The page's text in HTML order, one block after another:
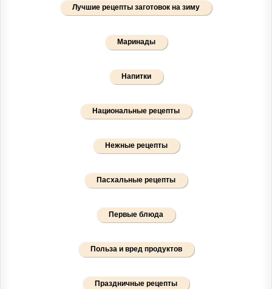
Лучшие рецепты заготовок на зиму
Маринады
Напитки
Национальные рецепты
Нежные рецепты
Пасхальные рецепты
Первые блюда
Польза и вред продуктов
Праздничные рецепты